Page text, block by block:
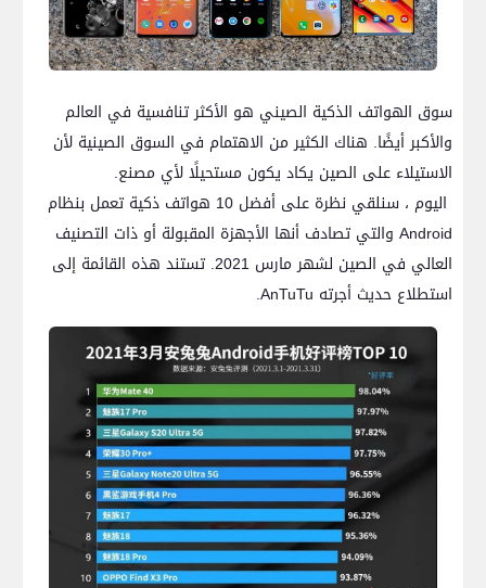
سوق الهواتف الذكية الصيني هو الأكثر تنافسية في العالم
والأكبر أيضًا. هناك الكثير من الاهتمام في السوق الصينية لأن
الاستيلاء على الصين يكاد يكون مستحيلًا لأي مصنع.
اليوم ، سنلقي نظرة على أفضل 10 هواتف ذكية تعمل بنظام
Android والتي تصادف أنها الأجهزة المقبولة أو ذات التصنيف
العالي في الصين لشهر مارس 2021. تستند هذه القائمة إلى
استطلاع حديث أجرته AnTuTu.